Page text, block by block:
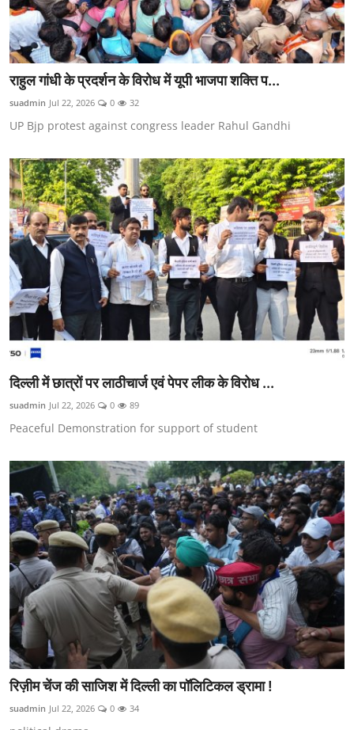
खेल
चुनाव
स्वास्थ्य
शिक्षा
अंतर्राष्ट्रीय
viral
साहित्य
सांस्कृतिक
आर्थिक
विज्ञान - तकनीक
खेती-किसानी
ग्राम - पंचायत
कानून
राजनीति
वीडियो
राहुल गांधी के प्रदर्शन के विरोध में यूपी भाजपा शक्ति प...
suadmin Jul 22, 2026 0 32
UP Bjp protest against congress leader Rahul Gandhi
दिल्ली में छात्रों पर लाठीचार्ज एवं पेपर लीक के विरोध ...
suadmin Jul 22, 2026 0 89
Peaceful Demonstration for support of student
रिज़ीम चेंज की साजिश में दिल्ली का पॉलिटिकल ड्रामा !
suadmin Jul 22, 2026 0 34